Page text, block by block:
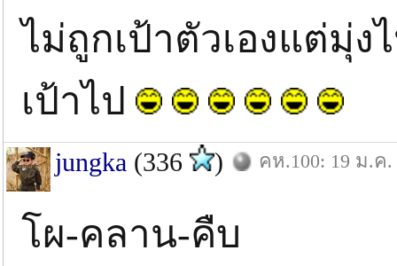
ไม่ถูกเป้าตัวเองแต่มุ่ง
เป้าไป
jungka (336 ) คห.100: 19 ม.ค.
โผ-คลาน-คืบ